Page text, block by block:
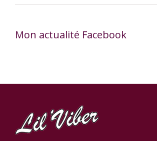
Mon actualité Facebook